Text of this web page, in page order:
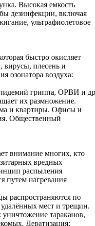
Высокая емкость
дезинфекции, включая
ультрафиолетовое
быстро окисляет
вирусы, плесень и
озонатора воздуха:
гриппа, ОРВИ и
их размножение.
и квартиры. Офисы и
Общественный
внимание многих, кто
вредных
распыления
путем нагревания
распространяются по
мест и трещин.
тараканов,
Дератизация: